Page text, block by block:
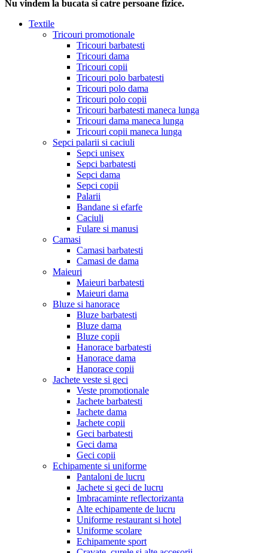
Nu vindem la bucata si catre persoane fizice.
Textile
Tricouri promotionale
Tricouri barbatesti
Tricouri dama
Tricouri copii
Tricouri polo barbatesti
Tricouri polo dama
Tricouri polo copii
Tricouri barbatesti maneca lunga
Tricouri dama maneca lunga
Tricouri copii maneca lunga
Sepci palarii si caciuli
Sepci unisex
Sepci barbatesti
Sepci dama
Sepci copii
Palarii
Bandane si efarfe
Caciuli
Fulare si manusi
Camasi
Camasi barbatesti
Camasi de dama
Maieuri
Maieuri barbatesti
Maieuri dama
Bluze si hanorace
Bluze barbatesti
Bluze dama
Bluze copii
Hanorace barbatesti
Hanorace dama
Hanorace copii
Jachete veste si geci
Veste promotionale
Jachete barbatesti
Jachete dama
Jachete copii
Geci barbatesti
Geci dama
Geci copii
Echipamente si uniforme
Pantaloni de lucru
Jachete si geci de lucru
Imbracaminte reflectorizanta
Alte echipamente de lucru
Uniforme restaurant si hotel
Uniforme scolare
Echipamente sport